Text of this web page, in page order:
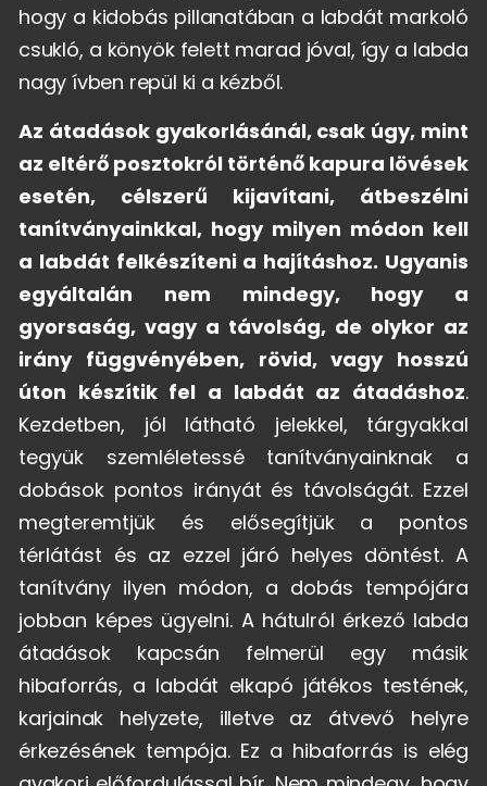
hogy a kidobás pillanatában a labdát markoló
csukló, a könyök felett marad jóval, így a labda
nagy ívben repül ki a kézből.
Az átadások gyakorlásánál, csak úgy, mint
az eltérő posztokról történő kapura lövések
esetén, célszerű kijavítani, átbeszélni
tanítványainkkal, hogy milyen módon kell
a labdát felkészíteni a hajításhoz. Ugyanis
egyáltalán nem mindegy, hogy a
gyorsaság, vagy a távolság, de olykor az
irány függvényében, rövid, vagy hosszú
úton készítik fel a labdát az átadáshoz.
Kezdetben, jól látható jelekkel, tárgyakkal
tegyük szemléletessé tanítványainknak a
dobások pontos irányát és távolságát. Ezzel
megteremtjük és elősegítjük a pontos
térlátást és az ezzel járó helyes döntést. A
tanítvány ilyen módon, a dobás tempójára
jobban képes ügyelni. A hátulról érkező labda
átadások kapcsán felmerül egy másik
hibaforrás, a labdát elkapó játékos testének,
karjainak helyzete, illetve az átvevő helyre
érkezésének tempója. Ez a hibaforrás is elég